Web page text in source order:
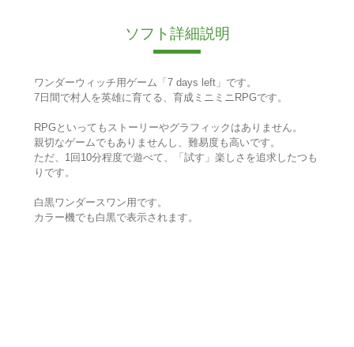
ソフト詳細説明
ワンダーウィッチ用ゲーム「7 days left」です。
7日間で村人を英雄に育てる、育成ミニミニRPGです。
RPGといってもストーリーやグラフィックはありません。
親切なゲームでもありませんし、難易度も高いです。
ただ、1回10分程度で遊べて、「試す」楽しさを追求したつも
りです。
白黒ワンダースワン用です。
カラー機でも白黒で表示されます。